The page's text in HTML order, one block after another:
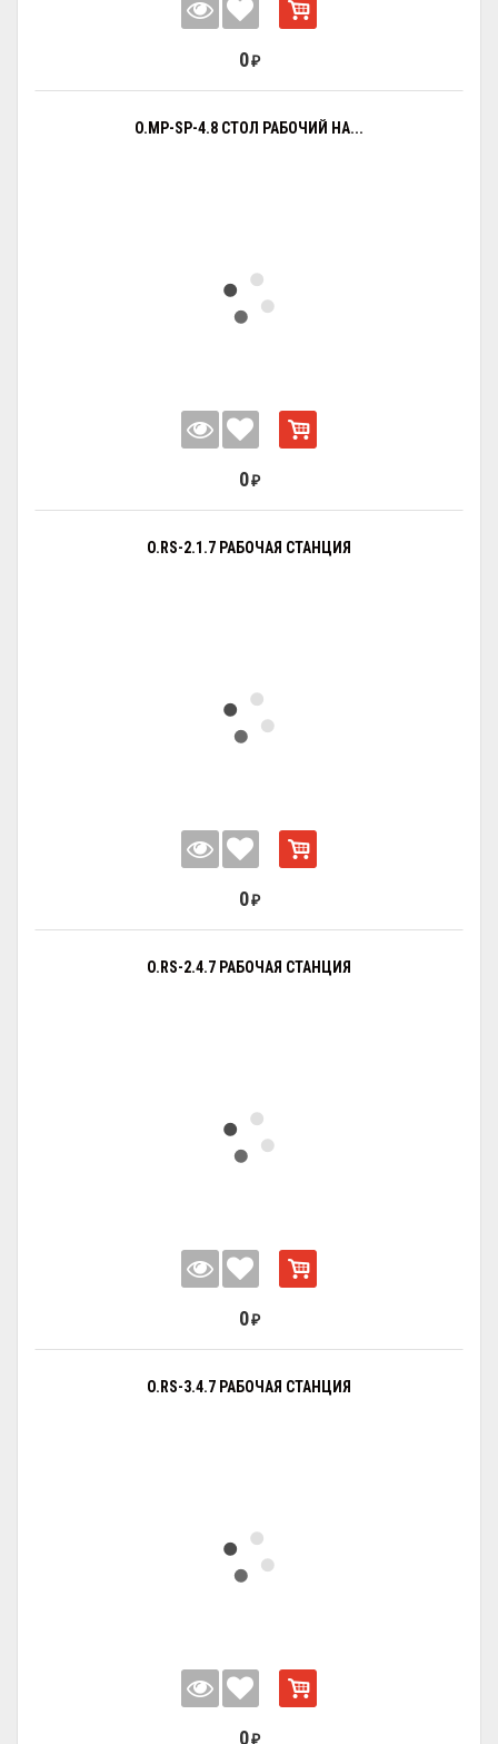
0 ₽
O.MP-SP-4.8 СТОЛ РАБОЧИЙ НА...
0 ₽
O.RS-2.1.7 РАБОЧАЯ СТАНЦИЯ
0 ₽
O.RS-2.4.7 РАБОЧАЯ СТАНЦИЯ
0 ₽
O.RS-3.4.7 РАБОЧАЯ СТАНЦИЯ
0 ₽